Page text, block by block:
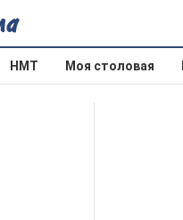
НМТ Моя столовая